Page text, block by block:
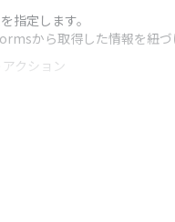
指定します。
から取得した情報を紐づ
クション